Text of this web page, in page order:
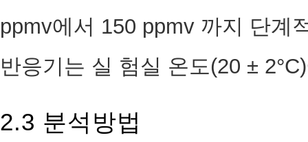
ppmv에서 150 ppmv 까지 단계
반응기는 실 험실 온도(20 ±
2.3 분석방법